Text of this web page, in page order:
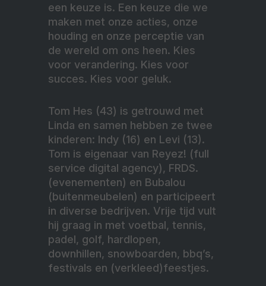
een keuze is. Een keuze die we
maken met onze acties, onze
houding en onze perceptie van
de wereld om ons heen. Kies
voor verandering. Kies voor
succes. Kies voor geluk.
Tom Hes (43) is getrouwd met
Linda en samen hebben ze twee
kinderen: Indy (16) en Levi (13).
Tom is eigenaar van Reyez! (full
service digital agency), FRDS.
(evenementen) en Bubalou
(buitenmeubelen) en participeert
in diverse bedrijven. Vrije tijd vult
hij graag in met voetbal, tennis,
padel, golf, hardlopen,
downhillen, snowboarden, bbq’s,
festivals en (verkleed)feestjes.